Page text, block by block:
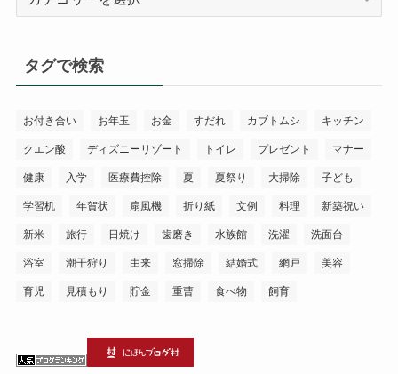
ー
タグで検索
お付き合い お年玉 お金 すだれ カブトムシ キッチン
クエン酸 ディズニーリゾート トイレ プレゼント マナー
健康 入学 医療費控除 夏 夏祭り 大掃除 子ども
学習机 年賀状 扇風機 折り紙 文例 料理 新築祝い
新米 旅行 日焼け 歯磨き 水族館 洗濯 洗面台
浴室 潮干狩り 由来 窓掃除 結婚式 網戸 美容
育児 見積もり 貯金 重曹 食べ物 飼育